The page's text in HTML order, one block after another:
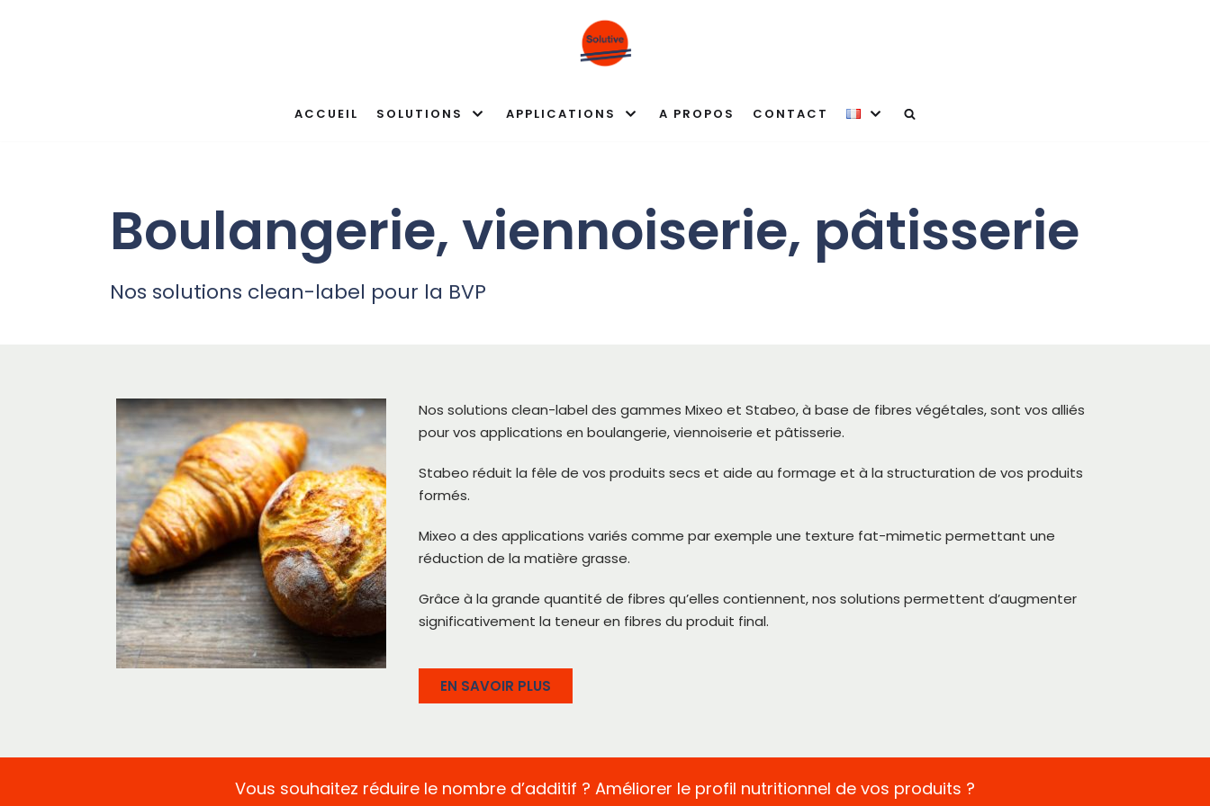
ACCUEIL SOLUTIONS APPLICATIONS A PROPOS CONTACT
Boulangerie, viennoiserie, pâtisserie
Nos solutions clean-label pour la BVP
Nos solutions clean-label des gammes Mixeo et Stabeo, à base de fibres végétales, sont vos alliés
pour vos applications en boulangerie, viennoiserie et pâtisserie.
Stabeo réduit la fêle de vos produits secs et aide au formage et à la structuration de vos produits
formés.
Mixeo a des applications variés comme par exemple une texture fat-mimetic permettant une
réduction de la matière grasse.
Grâce à la grande quantité de fibres qu’elles contiennent, nos solutions permettent d’augmenter
significativement la teneur en fibres du produit final.
EN SAVOIR PLUS
Vous souhaitez réduire le nombre d’additif ? Améliorer le profil nutritionnel de vos produits ?